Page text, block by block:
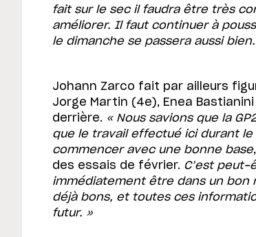
fait sur le sec il faudra être très
améliorer. Il faut continuer à
le dimanche se passera aussi
Johann Zarco fait par ailleurs
Jorge Martin (4e), Enea
derrière. « Nous savions que la
que le travail effectué ici durant
commencer avec une bonne base
des essais de février. C’est peut-
immédiatement être dans un bon
déjà bons, et toutes ces
futur. »